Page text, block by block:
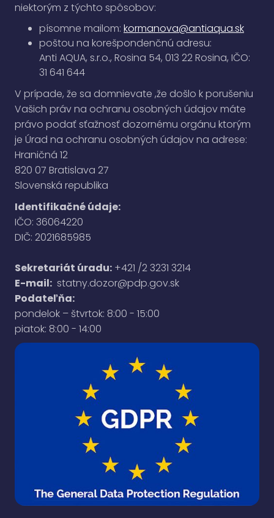
niektorým z týchto spôsobov:
písomne mailom: kormanova@antiaqua.sk
poštou na korešpondenčnú adresu:
Anti AQUA, s.r.o., Rosina 54, 013 22 Rosina, IČO:
31 641 644
V prípade, že sa domnievate ,že došlo k porušeniu
Vašich práv na ochranu osobných údajov máte
právo podať sťažnosť dozornému orgánu ktorým
je Úrad na ochranu osobných údajov na adrese:
Hraničná 12
820 07 Bratislava 27
Slovenská republika
Identifikačné údaje:
IČO: 36064220
DIČ: 2021685985
Sekretariát úradu: +421 /2 3231 3214
E-mail: statny.dozor@pdp.gov.sk
Podateľňa:
pondelok – štvrtok: 8:00 - 15:00
piatok: 8:00 - 14:00